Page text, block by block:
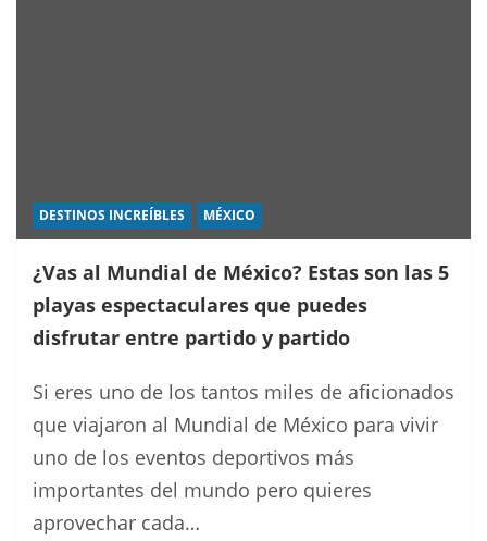
DESTINOS INCREÍBLES MÉXICO
¿Vas al Mundial de México? Estas son las 5
playas espectaculares que puedes
disfrutar entre partido y partido
Si eres uno de los tantos miles de aficionados
que viajaron al Mundial de México para vivir
uno de los eventos deportivos más
importantes del mundo pero quieres
aprovechar cada…